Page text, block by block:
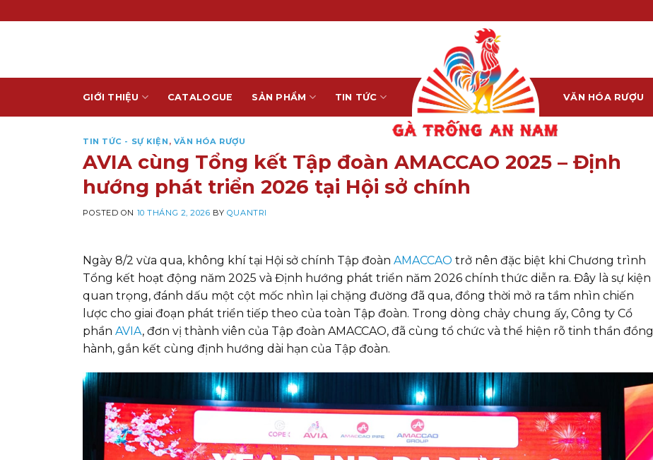
to
GIỚI THIỆU CATALOGUE SẢN PHẨM TIN TỨC VĂN HÓA RƯỢU
TIN TỨC - SỰ KIỆN , VĂN HÓA RƯỢU
AVIA cùng Tổng kết Tập đoàn AMACCAO 2025 – Định
hướng phát triển 2026 tại Hội sở chính
POSTED ON 10 THÁNG 2, 2026 BY QUANTRI
Ngày 8/2 vừa qua, không khí tại Hội sở chính Tập đoàn AMACCAO trở nên đặc biệt khi Chương trình
Tổng kết hoạt động năm 2025 và Định hướng phát triển năm 2026 chính thức diễn ra. Đây là sự kiện
quan trọng, đánh dấu một cột mốc nhìn lại chặng đường đã qua, đồng thời mở ra tầm nhìn chiến
lược cho giai đoạn phát triển tiếp theo của toàn Tập đoàn. Trong dòng chảy chung ấy, Công ty Cổ
phần AVIA, đơn vị thành viên của Tập đoàn AMACCAO, đã cùng tổ chức và thể hiện rõ tinh thần đồng
hành, gắn kết cùng định hướng dài hạn của Tập đoàn.